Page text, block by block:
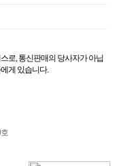
로, 통신판매의 당사자가 아닙
게 있습니다.